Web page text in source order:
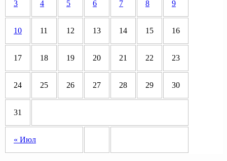
« Июл
3 4 5 6 7 8 9
10 11 12 13 14 15 16
17 18 19 20 21 22 23
24 25 26 27 28 29 30
31